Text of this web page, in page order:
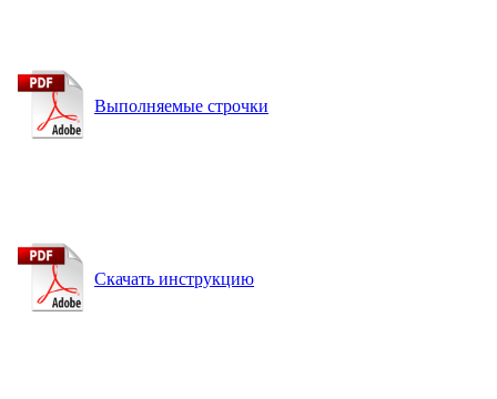
Выполняемые строчки
Скачать инструкцию